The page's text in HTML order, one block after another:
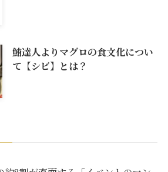
鮪達人よりマグロの食文化につい
て【シビ】とは？